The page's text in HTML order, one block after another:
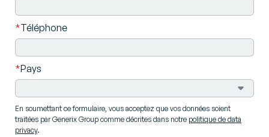
*Téléphone
*Pays
En soumettant ce formulaire, vous acceptez que vos données soient
traitées par Generix Group comme décrites dans notre politique de data
privacy.